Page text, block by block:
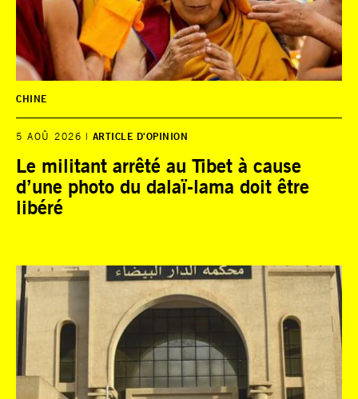
CHINE
5 AOÛ 2026 ARTICLE D'OPINION
Le militant arrêté au Tibet à cause
d’une photo du dalaï-lama doit être
libéré